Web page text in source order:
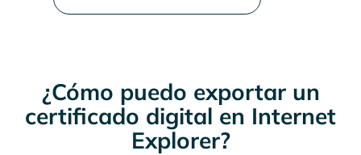
¿Cómo puedo exportar un
certificado digital en Internet
Explorer?